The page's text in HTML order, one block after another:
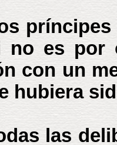
no es por
con un
hubiera
las